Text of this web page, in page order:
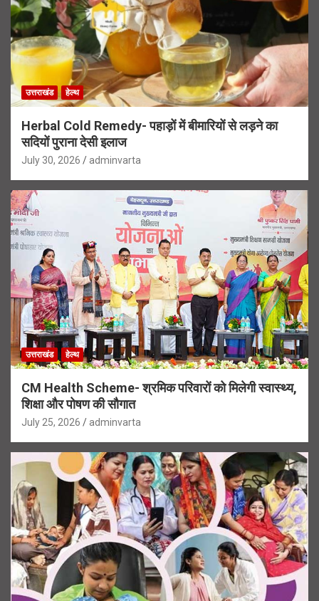
उत्तराखंड हेल्थ
Herbal Cold Remedy- पहाड़ों में बीमारियों से लड़ने का
सदियों पुराना देसी इलाज
July 30, 2026 adminvarta
उत्तराखंड हेल्थ
CM Health Scheme- श्रमिक परिवारों को मिलेगी स्वास्थ्य,
शिक्षा और पोषण की सौगात
July 25, 2026 adminvarta